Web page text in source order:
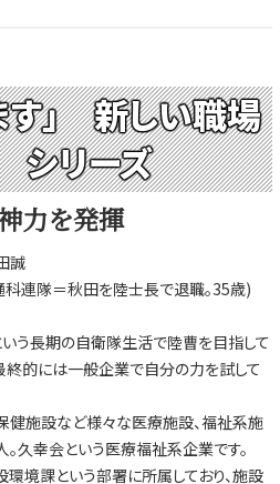
す」 新しい職場
シリーズ
力を発揮
誠
連隊＝秋田を陸士長で退職。35歳)
う長期の自衛隊生活で陸曹を目指して
終的には一般企業で自分の力を試して
健施設など様々な医療施設、福祉系施
久幸会という医療福祉系企業です。
境課という部署に所属しており、施設